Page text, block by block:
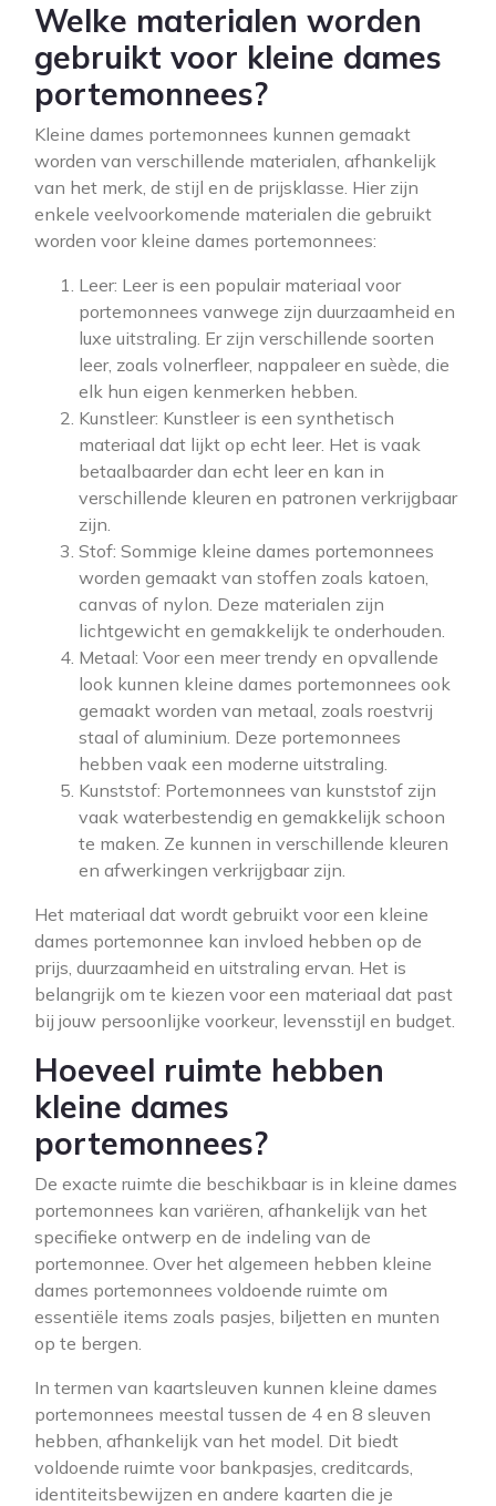
Welke materialen worden
gebruikt voor kleine dames
portemonnees?
Kleine dames portemonnees kunnen gemaakt
worden van verschillende materialen, afhankelijk
van het merk, de stijl en de prijsklasse. Hier zijn
enkele veelvoorkomende materialen die gebruikt
worden voor kleine dames portemonnees:
Leer: Leer is een populair materiaal voor
portemonnees vanwege zijn duurzaamheid en
luxe uitstraling. Er zijn verschillende soorten
leer, zoals volnerfleer, nappaleer en suède, die
elk hun eigen kenmerken hebben.
Kunstleer: Kunstleer is een synthetisch
materiaal dat lijkt op echt leer. Het is vaak
betaalbaarder dan echt leer en kan in
verschillende kleuren en patronen verkrijgbaar
zijn.
Stof: Sommige kleine dames portemonnees
worden gemaakt van stoffen zoals katoen,
canvas of nylon. Deze materialen zijn
lichtgewicht en gemakkelijk te onderhouden.
Metaal: Voor een meer trendy en opvallende
look kunnen kleine dames portemonnees ook
gemaakt worden van metaal, zoals roestvrij
staal of aluminium. Deze portemonnees
hebben vaak een moderne uitstraling.
Kunststof: Portemonnees van kunststof zijn
vaak waterbestendig en gemakkelijk schoon
te maken. Ze kunnen in verschillende kleuren
en afwerkingen verkrijgbaar zijn.
Het materiaal dat wordt gebruikt voor een kleine
dames portemonnee kan invloed hebben op de
prijs, duurzaamheid en uitstraling ervan. Het is
belangrijk om te kiezen voor een materiaal dat past
bij jouw persoonlijke voorkeur, levensstijl en budget.
Hoeveel ruimte hebben
kleine dames
portemonnees?
De exacte ruimte die beschikbaar is in kleine dames
portemonnees kan variëren, afhankelijk van het
specifieke ontwerp en de indeling van de
portemonnee. Over het algemeen hebben kleine
dames portemonnees voldoende ruimte om
essentiële items zoals pasjes, biljetten en munten
op te bergen.
In termen van kaartsleuven kunnen kleine dames
portemonnees meestal tussen de 4 en 8 sleuven
hebben, afhankelijk van het model. Dit biedt
voldoende ruimte voor bankpasjes, creditcards,
identiteitsbewijzen en andere kaarten die je